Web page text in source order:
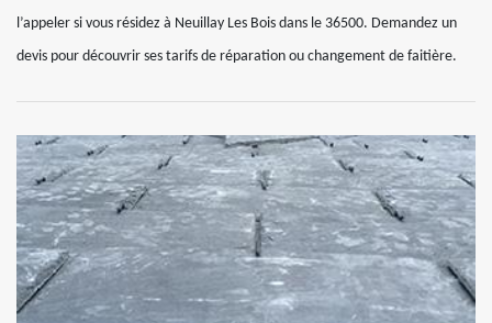
l’appeler si vous résidez à Neuillay Les Bois dans le 36500. Demandez un
devis pour découvrir ses tarifs de réparation ou changement de faitière.